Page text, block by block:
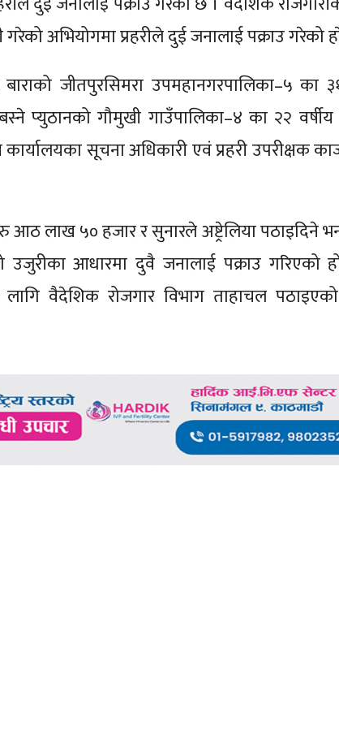
अभियोगमा प्रहरीले दुई जनालाई पक्राउ गरेको
जीतपुरसिमरा उपमहानगरपालिका–५ का
प्युठानको गौमुखी गाउँपालिका–४ का २२
सूचना अधिकारी एवं प्रहरी उपरीक्षक
आठ लाख ५० हजार र सुनारले अष्ट्रेलिया पठाइदिने
उजुरीका आधारमा दुवै जनालाई पक्राउ गरिएको
वैदेशिक रोजगार विभाग ताहाचल